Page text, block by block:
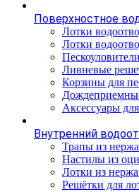
Поверхностное
Лотки
Лотки
Пескоуловители
Ливневые
Корзины для
Аксессуары
Внутренний
Трапы из
Настилы из
Лотки из
Решётки для